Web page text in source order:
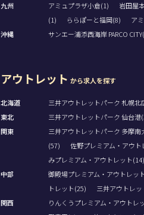
九州
アミュプラザ小倉(1) 岩田屋
(1)
ららぽーと福岡(8)
ア
沖縄
サンエー浦添西海岸 PARCO
アウトレット から求人を探す
北海道
三井アウトレットパーク 札幌北
東北
三井アウトレットパーク 仙台港
関東
三井アウトレットパーク 多摩南
(57)
佐野プレミアム・アウト
みプレミアム・アウトレット(14)
中部
御殿場プレミアム・アウトレッ
トレット(25)
三井アウトレ
関西
りんくうプレミアム・アウトレ